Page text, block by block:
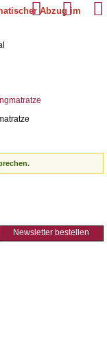
Abzug im
Newsletter bestellen